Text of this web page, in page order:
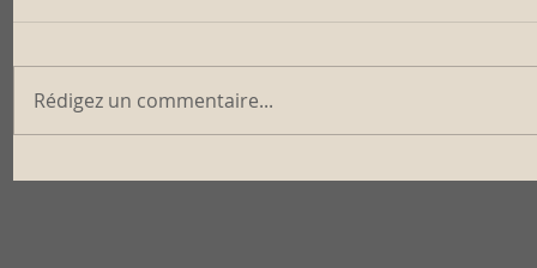
Rédigez un commentaire...